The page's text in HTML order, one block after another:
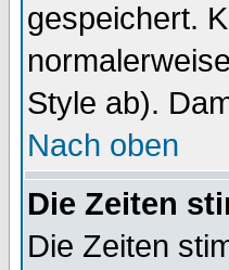
gespeichert.
Style ab).
Nach oben
Die Zeiten
Die Zeiten